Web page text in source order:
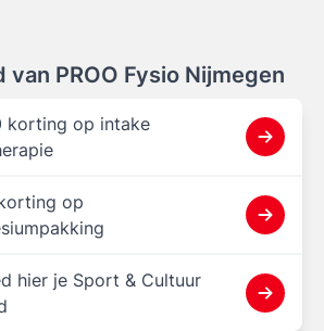
van PROO Fysio Nijmegen
korting op intake
op
hier je Sport & Cultuur